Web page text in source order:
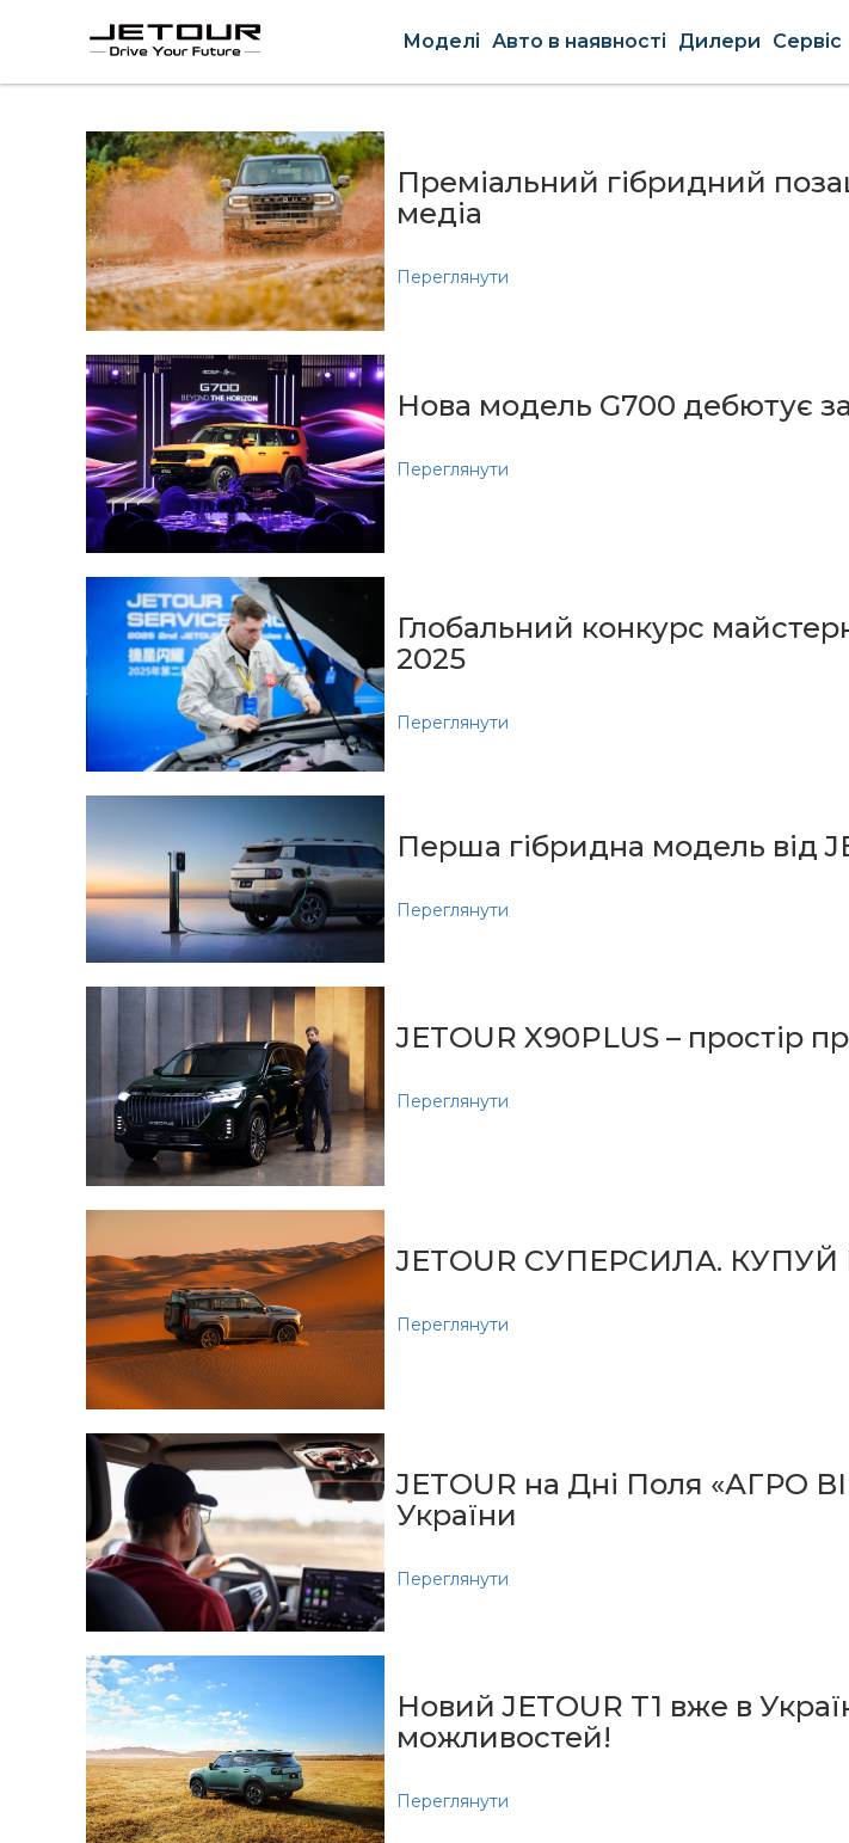
Моделі Авто в наявності Дилери Сервіс
Преміальний гібридний
медіа
Переглянути
Нова модель G700 дебютує
Переглянути
Глобальний конкурс
2025
Переглянути
Перша гібридна модель від
Переглянути
JETOUR X90PLUS – простір
Переглянути
JETOUR СУПЕРСИЛА.
Переглянути
JETOUR на Дні Поля «АГРО
України
Переглянути
Новий JETOUR T1 вже в
можливостей!
Переглянути